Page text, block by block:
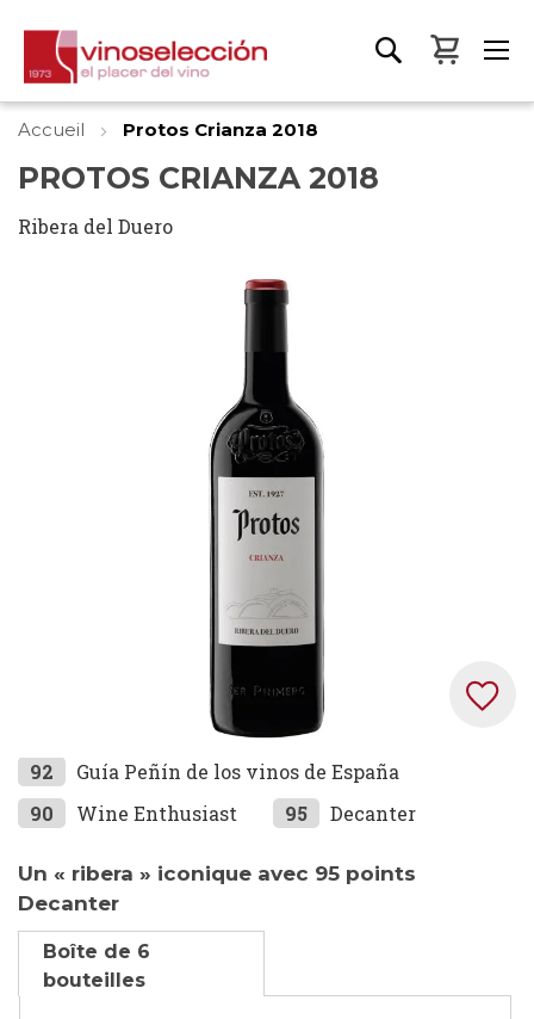
Mon
Accueil Protos Crianza 2018
PROTOS CRIANZA 2018
Ribera del Duero
Skip
to
the
of
the
images
gallery
92
Guía Peñín de los vinos de España
90
Wine Enthusiast 95 Decanter
Un « ribera » iconique avec 95 points
Decanter
Boîte de 6
bouteilles